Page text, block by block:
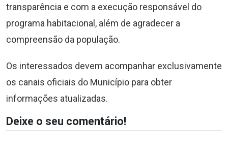
transparência e com a execução responsável do
programa habitacional, além de agradecer a
compreensão da população.
Os interessados devem acompanhar exclusivamente
os canais oficiais do Município para obter
informações atualizadas.
Deixe o seu comentário!